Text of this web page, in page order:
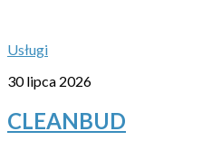
Usługi
30 lipca 2026
CLEANBUD